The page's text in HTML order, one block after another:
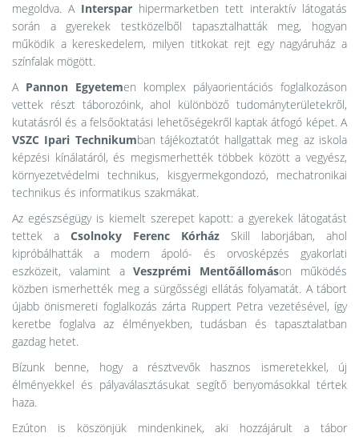
megoldva. A Interspar hipermarketben tett interaktív látogatás
során a gyerekek testközelből tapasztalhatták meg, hogyan
működik a kereskedelem, milyen titkokat rejt egy nagyáruház a
színfalak mögött.
A Pannon Egyetemen komplex pályaorientációs foglalkozáson
vettek részt táborozóink, ahol különböző tudományterületekről,
kutatásról és a felsőoktatási lehetőségekről kaptak átfogó képet. A
VSZC Ipari Technikumban tájékoztatót hallgattak meg az iskola
képzési kínálatáról, és megismerhették többek között a vegyész,
környezetvédelmi technikus, kisgyermekgondozó, mechatronikai
technikus és informatikus szakmákat.
Az egészségügy is kiemelt szerepet kapott: a gyerekek látogatást
tettek a Csolnoky Ferenc Kórház Skill laborjában, ahol
kipróbálhatták a modern ápoló- és orvosképzés gyakorlati
eszközeit, valamint aVeszprémi Mentőállomáson működés
közben ismerhették meg a sürgősségi ellátás folyamatát. A tábort
újabb önismereti foglalkozás zárta Ruppert Petra vezetésével, így
keretbe foglalva az élményekben, tudásban és tapasztalatban
gazdag hetet.
Bízunk benne, hogy a résztvevők hasznos ismeretekkel, új
élményekkel és pályaválasztásukat segítő benyomásokkal tértek
haza.
Ezúton is köszönjük mindenkinek, aki hozzájárult a tábor